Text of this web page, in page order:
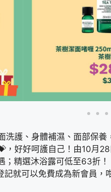
洗護、身體補濕、面部保
，好好呵護自己！由10月
；精選沐浴露可低至63折！
記就可以免費成為新會員